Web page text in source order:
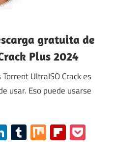
gratuita de
Plus 2024
UltraISO Crack es
usar. Eso puede usarse
LinkedIn
Tumblr
Mix